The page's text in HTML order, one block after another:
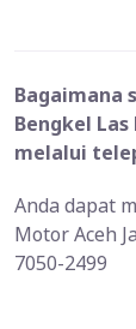
Bagaimana
Bengkel
melalui
Anda dapat
Motor Aceh
7050-2499